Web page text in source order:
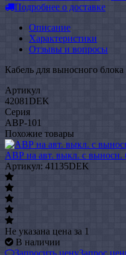
Подробнее о доставке
Описание
Характеристики
Отзывы и вопросы
Кабель для выносного
Артикул
42081DEK
Серия
АВР-101
Похожие товары
АВР на авт. выкл. с
Артикул: 41135DEK
Не указана цена за 1
В наличии
Запросить ценуЗапрос